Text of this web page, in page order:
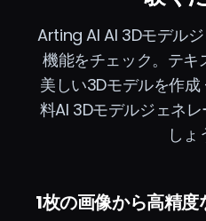
Arting AI AI 3Dモデル
機能をチェック。テキ
美しい3Dモデルを作
料AI 3Dモデルジェネ
しょ
1枚の画像から高精